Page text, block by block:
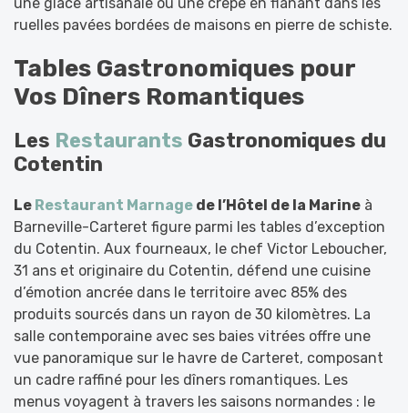
ruelles pavées bordées de maisons en pierre de schiste.
Tables Gastronomiques pour
Vos Dîners Romantiques
Les Restaurants Gastronomiques du
Cotentin
Le Restaurant Marnage de l’Hôtel de la Marine à
Barneville-Carteret figure parmi les tables d’exception
du Cotentin. Aux fourneaux, le chef Victor Leboucher,
31 ans et originaire du Cotentin, défend une cuisine
d’émotion ancrée dans le territoire avec 85% des
produits sourcés dans un rayon de 30 kilomètres. La
salle contemporaine avec ses baies vitrées offre une
vue panoramique sur le havre de Carteret, composant
un cadre raffiné pour les dîners romantiques. Les
menus voyagent à travers les saisons normandes : le